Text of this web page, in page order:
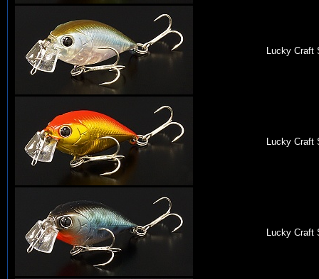
Lucky Craft
Lucky Craft
Lucky Craft